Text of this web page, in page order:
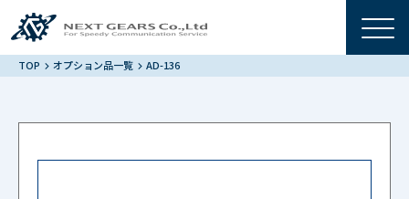
TOP オプション品一覧 AD-136